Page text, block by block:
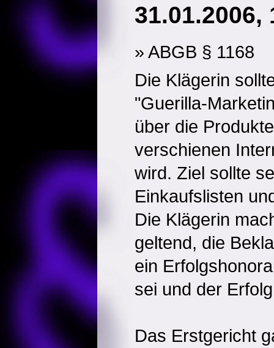
31.01.2006,
» ABGB § 1168
Die Klägerin
"Guerilla-
über die
verschienen
wird. Ziel sollte
Einkaufslisten
Die Klägerin
geltend, die
ein
sei und der
Das Erstgericht